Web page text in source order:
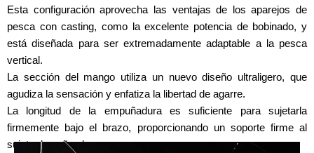
Esta configuración aprovecha las ventajas de los aparejos de
pesca con casting, como la excelente potencia de bobinado, y
está diseñada para ser extremadamente adaptable a la pesca
vertical.
La sección del mango utiliza un nuevo diseño ultraligero, que
agudiza la sensación y enfatiza la libertad de agarre.
La longitud de la empuñadura es suficiente para sujetarla
firmemente bajo el brazo, proporcionando un soporte firme al
sujetar la caña al recuperar.